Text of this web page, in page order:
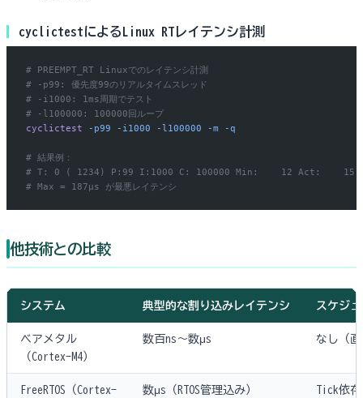
cyclictestによるLinux RTレイテンシ計測
# PREEMPT_RT Linuxでのレイテンシ計測
# -p99: 優先度99のリアルタイムスレッド
# -i1000: 1ms周期でテスト
# -l100000: 100000回ループ
cyclictest -p99 -i1000 -l100000 -m -q
# 結果例：
# T: 0 ( 1234) P:99 I:1000 C: 100000 Min:    12 Act:    15
# Max = 187μs が最悪レイテンシ
他技術との比較
システム 典型的な割り込みレイテンシ スケジ
ベアメタル
（Cortex-M4）
数百ns〜数μs なし（
FreeRTOS（Cortex-
数μs（RTOS管理込み） Tick依存